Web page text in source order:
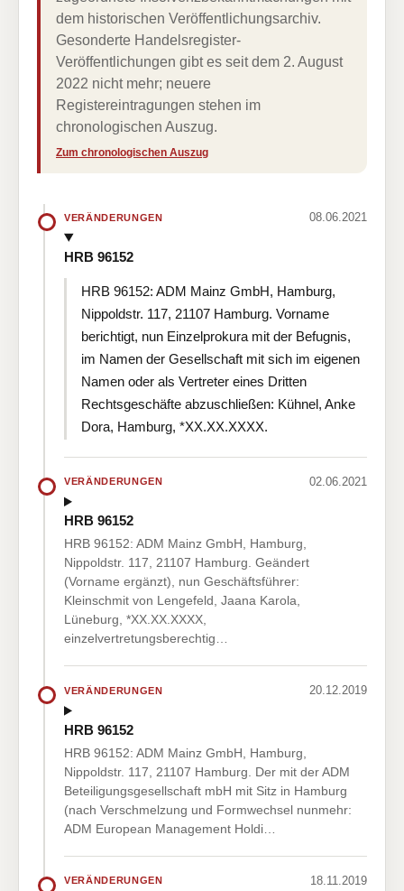
dem historischen Veröffentlichungsarchiv.
Gesonderte Handelsregister-
Veröffentlichungen gibt es seit dem 2. August
2022 nicht mehr; neuere
Registereintragungen stehen im
chronologischen Auszug.
Zum chronologischen Auszug
VERÄNDERUNGEN 08.06.2021
HRB 96152
HRB 96152: ADM Mainz GmbH, Hamburg,
Nippoldstr. 117, 21107 Hamburg. Vorname
berichtigt, nun Einzelprokura mit der Befugnis,
im Namen der Gesellschaft mit sich im eigenen
Namen oder als Vertreter eines Dritten
Rechtsgeschäfte abzuschließen: Kühnel, Anke
Dora, Hamburg, *XX.XX.XXXX.
VERÄNDERUNGEN 02.06.2021
HRB 96152
HRB 96152: ADM Mainz GmbH, Hamburg,
Nippoldstr. 117, 21107 Hamburg. Geändert
(Vorname ergänzt), nun Geschäftsführer:
Kleinschmit von Lengefeld, Jaana Karola,
Lüneburg, *XX.XX.XXXX,
einzelvertretungsberechtig…
VERÄNDERUNGEN 20.12.2019
HRB 96152
HRB 96152: ADM Mainz GmbH, Hamburg,
Nippoldstr. 117, 21107 Hamburg. Der mit der ADM
Beteiligungsgesellschaft mbH mit Sitz in Hamburg
(nach Verschmelzung und Formwechsel nunmehr:
ADM European Management Holdi…
VERÄNDERUNGEN 18.11.2019